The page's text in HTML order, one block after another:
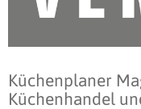
Küchenplaner
Küchenhandel